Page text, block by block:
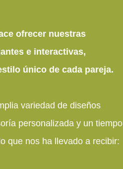
ofrecer nuestras
e interactivas,
único de cada pareja.
variedad de diseños
personalizada y un tiempo
que nos ha llevado a recibir: